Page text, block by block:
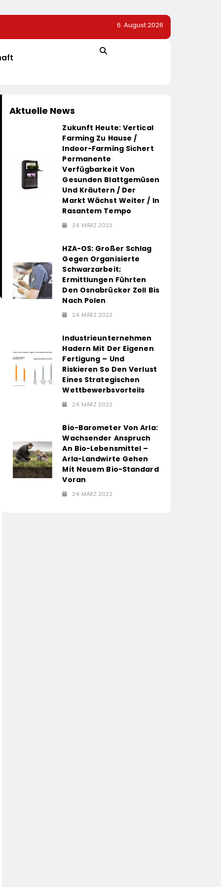
Vom Dönerstand Zum Globalerfolg: Was
Mangal Lernen Können
6. August 2026
Aktuelle News
Zukunft Heute: Vertical
Farming Zu Hause /
Indoor-Farming Sichert
Permanente
Verfügbarkeit Von
Gesunden Blattgemüsen
Und Kräutern / Der
Markt Wächst Weiter / In
Rasantem Tempo
24. MÄRZ 2022
HZA-OS: Großer Schlag
Gegen Organisierte
Schwarzarbeit;
Ermittlungen Führten
Den Osnabrücker Zoll Bis
Nach Polen
24. MÄRZ 2022
Industrieunternehmen
Hadern Mit Der Eigenen
Fertigung – Und
Riskieren So Den Verlust
Eines Strategischen
Wettbewerbsvorteils
24. MÄRZ 2022
Bio-Barometer Von Arla:
Wachsender Anspruch
An Bio-Lebensmittel –
Arla-Landwirte Gehen
Mit Neuem Bio-Standard
Voran
24. MÄRZ 2022